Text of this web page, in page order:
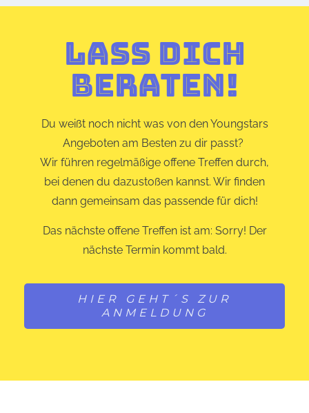
LASS DICH
BERATEN!
Du weißt noch nicht was von den Youngstars
Angeboten am Besten zu dir passt?
Wir führen regelmäßige offene Treffen durch,
bei denen du dazustoßen kannst. Wir finden
dann gemeinsam das passende für dich!
Das nächste offene Treffen ist am: Sorry! Der
nächste Termin kommt bald.
HIER GEHT´S ZUR
ANMELDUNG